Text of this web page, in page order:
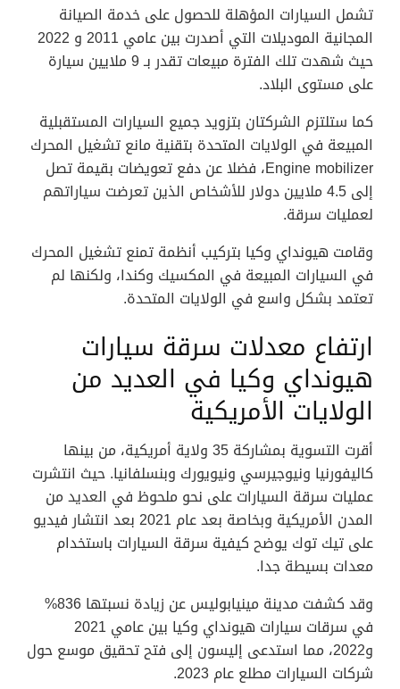
تشمل السيارات المؤهلة للحصول على خدمة الصيانة
المجانية الموديلات التي أصدرت بين عامي 2011 و 2022
حيث شهدت تلك الفترة مبيعات تقدر بـ 9 ملايين سيارة
على مستوى البلاد.
كما ستلتزم الشركتان بتزويد جميع السيارات المستقبلية
المبيعة في الولايات المتحدة بتقنية مانع تشغيل المحرك
Engine mobilizer، فضلا عن دفع تعويضات بقيمة تصل
إلى 4.5 ملايين دولار للأشخاص الذين تعرضت سياراتهم
لعمليات سرقة.
وقامت هيونداي وكيا بتركيب أنظمة تمنع تشغيل المحرك
في السيارات المبيعة في المكسيك وكندا، ولكنها لم
تعتمد بشكل واسع في الولايات المتحدة.
ارتفاع معدلات سرقة سيارات
هيونداي وكيا في العديد من
الولايات الأمريكية
أقرت التسوية بمشاركة 35 ولاية أمريكية، من بينها
كاليفورنيا ونيوجيرسي ونيويورك وبنسلفانيا. حيث انتشرت
عمليات سرقة السيارات على نحو ملحوظ في العديد من
المدن الأمريكية وبخاصة بعد عام 2021 بعد انتشار فيديو
على تيك توك يوضح كيفية سرقة السيارات باستخدام
معدات بسيطة جدا.
وقد كشفت مدينة مينيابوليس عن زيادة نسبتها 836%
في سرقات سيارات هيونداي وكيا بين عامي 2021
و2022، مما استدعى إليسون إلى فتح تحقيق موسع حول
شركات السيارات مطلع عام 2023.